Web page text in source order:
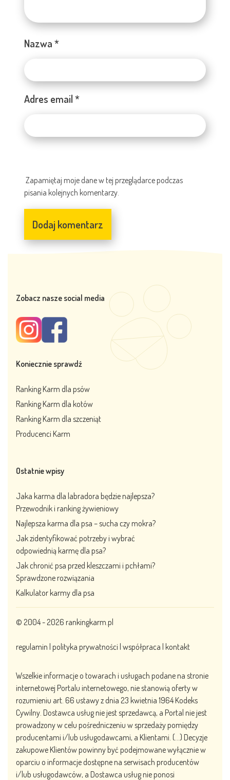
Nazwa*
Adres email*
Zapamiętaj moje dane w tej przeglądarce podczas
pisania kolejnych komentarzy.
Zobacz nasze social media
Koniecznie sprawdź
Ranking Karm dla psów
Ranking Karm dla kotów
Ranking Karm dla szczeniąt
Producenci Karm
Ostatnie wpisy
Jaka karma dla labradora będzie najlepsza?
Przewodnik i ranking żywieniowy
Najlepsza karma dla psa – sucha czy mokra?
Jak zidentyfikować potrzeby i wybrać
odpowiednią karmę dla psa?
Jak chronić psa przed kleszczami i pchłami?
Sprawdzone rozwiązania
Kalkulator karmy dla psa
© 2004 - 2026 rankingkarm.pl
regulamin | polityka prywatności | współpraca | kontakt
Wszelkie informacje o towarach i usługach podane na stronie
internetowej Portalu internetowego, nie stanowią oferty w
rozumieniu art. 66 ustawy z dnia 23 kwietnia 1964 Kodeks
Cywilny. Dostawca usług nie jest sprzedawcą, a Portal nie jest
prowadzony w celu pośredniczeniu w sprzedaży pomiędzy
producentami i/lub usługodawcami, a Klientami. (…) Decyzje
zakupowe Klientów powinny być podejmowane wyłącznie w
oparciu o informacje dostępne na serwisach producentów
i/lub usługodawców, a Dostawca usług nie ponosi